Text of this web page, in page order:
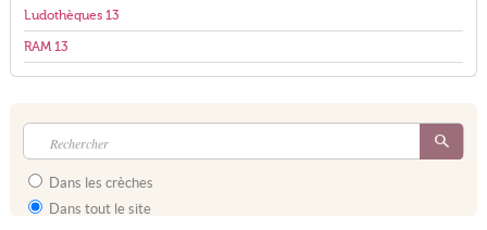
Ludothèques 13
RAM 13
Dans les crèches
Dans tout le site